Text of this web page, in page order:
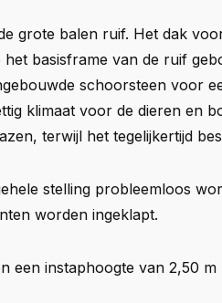
grote balen ruif. Het dak
basisframe van de ruif
schoorsteen voor
klimaat voor de dieren en
terwijl het tegelijkertijd
stelling probleemloos
worden ingeklapt.
instaphoogte van 2,50